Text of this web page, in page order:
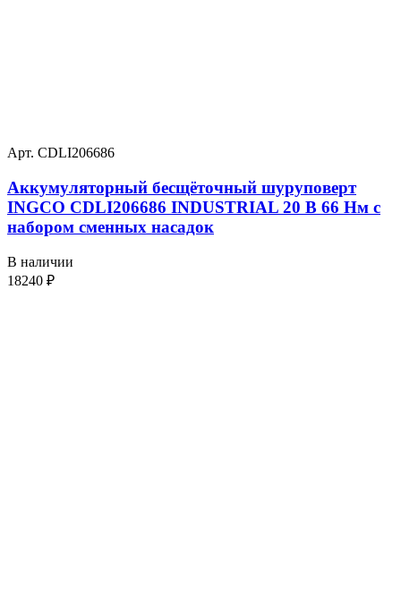
Арт. CDLI206686
Аккумуляторный бесщёточный шуруповерт
INGCO CDLI206686 INDUSTRIAL 20 В 66 Нм с
набором сменных насадок
В наличии
18240 ₽